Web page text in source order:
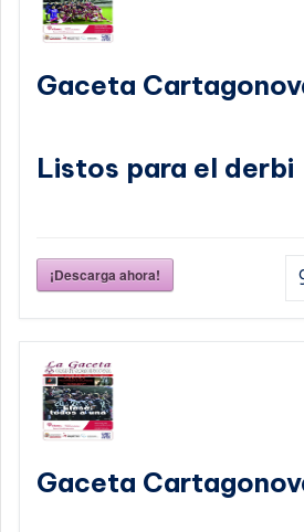
Gaceta
Listos para el derbi
¡Descarga ahora!
Gaceta